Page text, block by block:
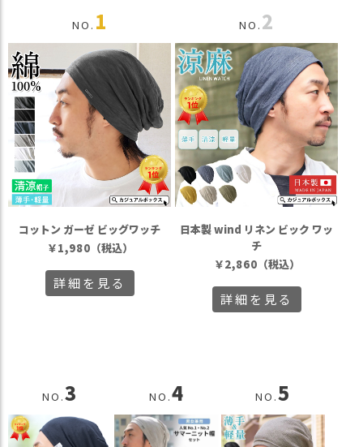
NO. 1
コットン ガーゼ ビッグワッチ
￥1,980 （税込）
詳細を見る
NO. 2
日本製 wind リネン ビック ワッ
チ
￥2,860 （税込）
詳細を見る
NO.3 NO.4 NO.5